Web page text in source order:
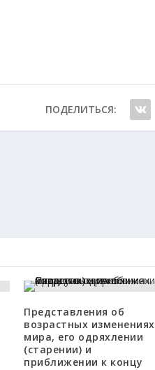
ПОДЕЛИТЬСЯ:
Представления об
возрастных изменениях
мира, его одряхлении
(старении) и
приближении к концу